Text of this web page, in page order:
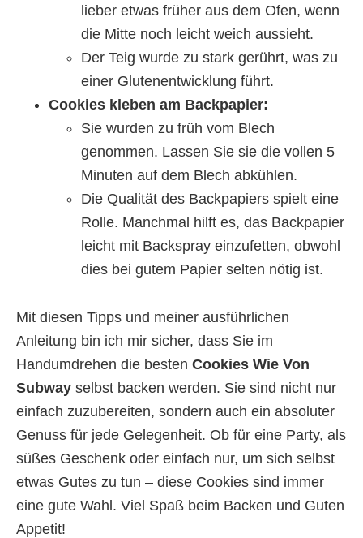
lieber etwas früher aus dem Ofen, wenn
die Mitte noch leicht weich aussieht.
Der Teig wurde zu stark gerührt, was zu
einer Glutenentwicklung führt.
Cookies kleben am Backpapier:
Sie wurden zu früh vom Blech
genommen. Lassen Sie sie die vollen 5
Minuten auf dem Blech abkühlen.
Die Qualität des Backpapiers spielt eine
Rolle. Manchmal hilft es, das Backpapier
leicht mit Backspray einzufetten, obwohl
dies bei gutem Papier selten nötig ist.
Mit diesen Tipps und meiner ausführlichen
Anleitung bin ich mir sicher, dass Sie im
Handumdrehen die besten Cookies Wie Von
Subway selbst backen werden. Sie sind nicht nur
einfach zuzubereiten, sondern auch ein absoluter
Genuss für jede Gelegenheit. Ob für eine Party, als
süßes Geschenk oder einfach nur, um sich selbst
etwas Gutes zu tun – diese Cookies sind immer
eine gute Wahl. Viel Spaß beim Backen und Guten
Appetit!